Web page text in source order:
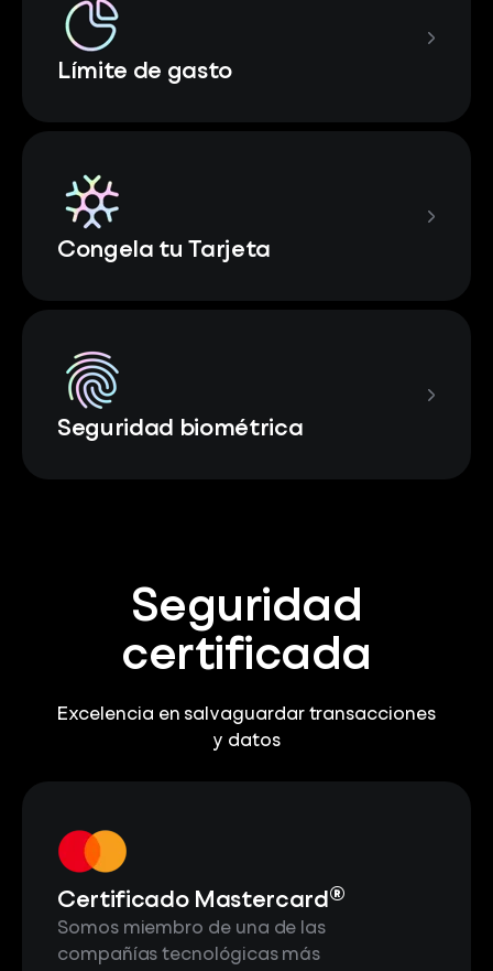
Límite de gasto
Congela tu Tarjeta
Seguridad biométrica
Seguridad
certificada
Excelencia en salvaguardar transacciones
y datos
Certificado Mastercard®
Somos miembro de una de las
compañías tecnológicas más